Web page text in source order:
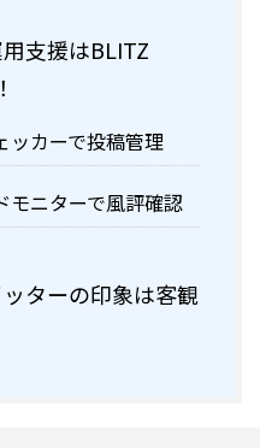
支援はBLITZ
カーで投稿管理
ニターで風評確認
ッターの印象は客観